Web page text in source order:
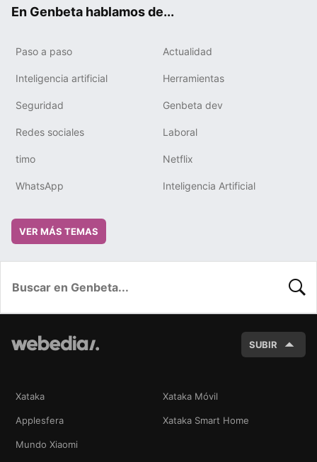
En Genbeta hablamos de...
Paso a paso Actualidad
Inteligencia artificial Herramientas
Seguridad Genbeta dev
Redes sociales Laboral
timo Netflix
WhatsApp Inteligencia Artificial
VER MÁS TEMAS
SUBIR
Xataka Xataka Móvil
Applesfera Xataka Smart Home
Mundo Xiaomi